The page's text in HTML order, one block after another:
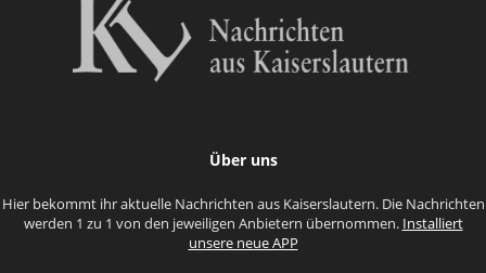
Über uns
Hier bekommt ihr aktuelle Nachrichten aus Kaiserslautern. Die Nachrichten
werden 1 zu 1 von den jeweiligen Anbietern übernommen. Installiert
unsere neue APP